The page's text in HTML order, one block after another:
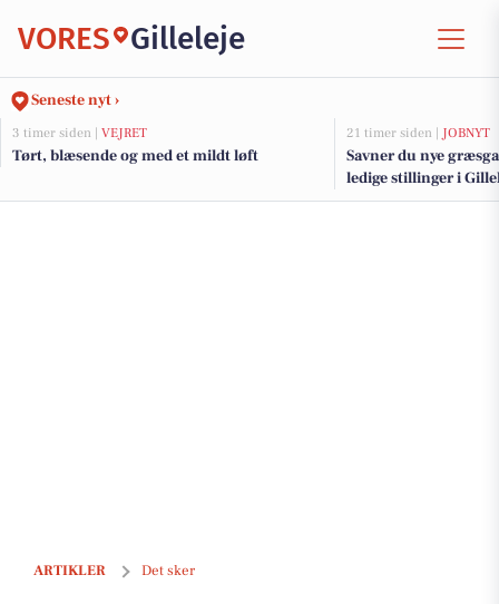
VORES Gilleleje
Seneste nyt ›
3 timer siden | VEJRET
Tørt, blæsende og med et mildt løft
21 timer siden | JOBNYT
Savner du nye
ledige stillinger i
ARTIKLER Det sker
Blå Flag aktiviteter i Gilleleje: Udforsk livet i det lave vand